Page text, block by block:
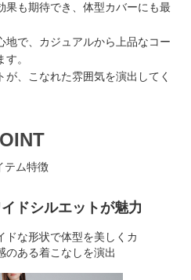
果も期待でき、体型カバーにも最
地で、カジュアルから上品なコー
。
、こなれた雰囲気を演出してく
テム特徴
ドシルエットが魅力
ドな形状で体型を美しくカ
のある着こなしを演出